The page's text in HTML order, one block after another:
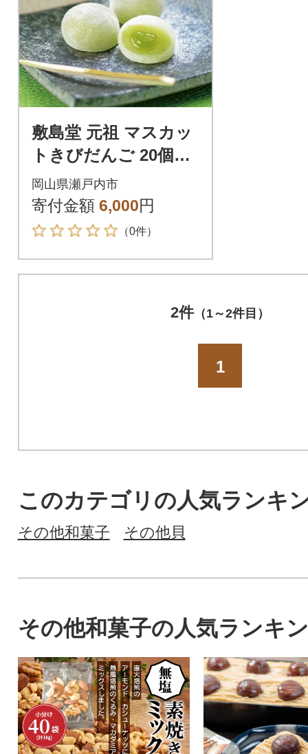
敷島堂 元祖 マスカッ
トきびだんご 20個入
り(2粒×10袋入)[No.57
35-0905]
岡山県瀬戸内市
寄付金額 6,000円
（0件）
2件（1～2件目）
1
このカテゴリの人気ランキ
その他和菓子 その他貝
その他和菓子の人気ランキ